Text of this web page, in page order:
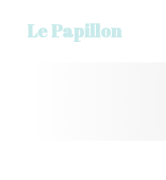
Le Papillon